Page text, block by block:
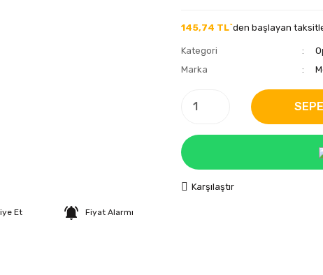
Et Fiyat Alarmı
145,74 TL`den başlayan
Kategori
Marka
Karşılaştır